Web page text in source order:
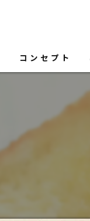
コンセプト